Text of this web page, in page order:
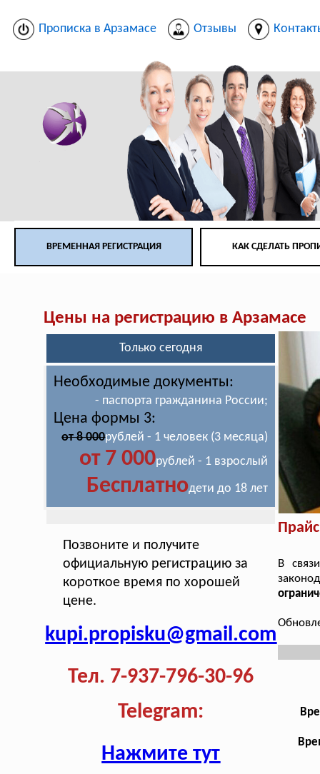
Прописка в Арзамасе Отзывы
ВРЕМЕННАЯ РЕГИСТРАЦИЯ КАК СДЕЛАТЬ
Цены на регистрацию в Арзамасе
Только сегодня
Необходимые документы:
- паспорта гражданина России;
Цена формы 3:
от 8 000рублей - 1 человек (3 месяца)
от 7 000рублей - 1 взрослый
Бесплатнодети до 18 лет
Позвоните и получите
официальную регистрацию за
короткое время по хорошей
цене.
kupi.propisku@gmail.com
Тел. 7-937-796-30-96
Telegram:
Нажмите тут
В